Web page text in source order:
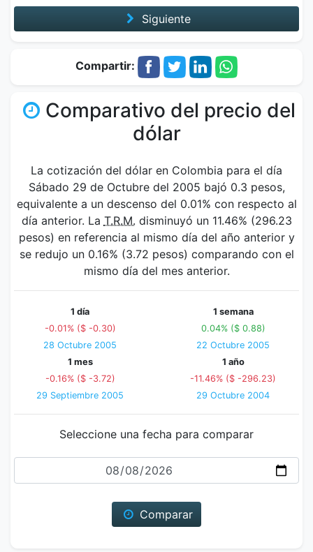
Siguiente
Compartir:
Comparativo del precio del
dólar
La cotización del dólar en Colombia para el día
Sábado 29 de Octubre del 2005 bajó 0.3 pesos,
equivalente a un descenso del 0.01% con respecto al
día anterior. La T.R.M. disminuyó un 11.46% (296.23
pesos) en referencia al mismo día del año anterior y
se redujo un 0.16% (3.72 pesos) comparando con el
mismo día del mes anterior.
1 día
-0.01% ($ -0.30)
28 Octubre 2005
1 semana
0.04% ($ 0.88)
22 Octubre 2005
1 mes
-0.16% ($ -3.72)
29 Septiembre 2005
1 año
-11.46% ($ -296.23)
29 Octubre 2004
Seleccione una fecha para comparar
Fecha
Comparar